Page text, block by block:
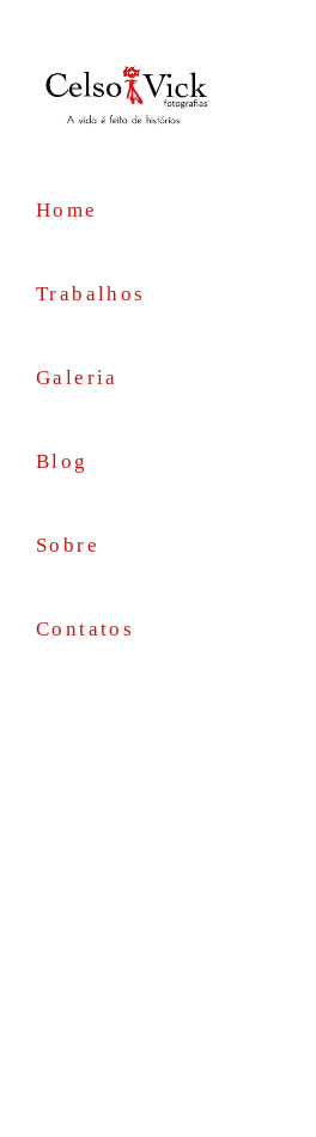
Home
Trabalhos
Galeria
Blog
Sobre
Contatos